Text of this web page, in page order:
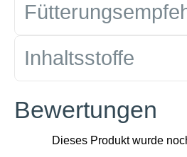
Inhaltsstoffe
Bewertungen